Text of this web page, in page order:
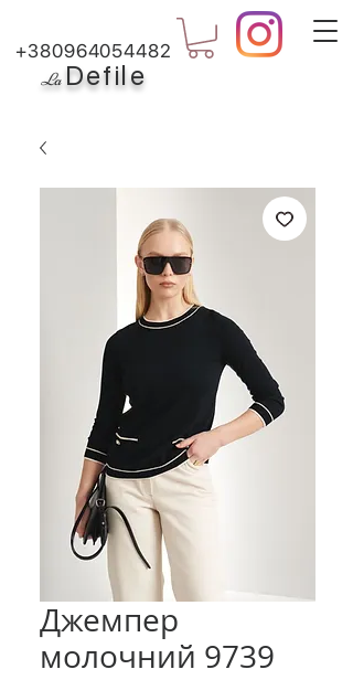
La Defile
+380964054482
Джемпер
молочний 9739